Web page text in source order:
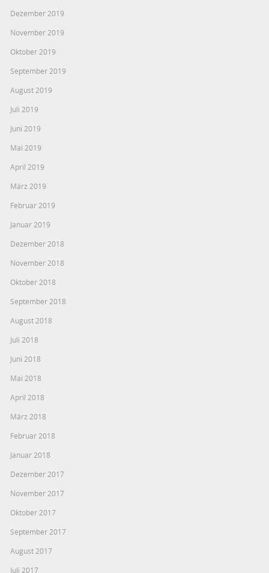
Dezember 2019
November 2019
Oktober 2019
September 2019
August 2019
Juli 2019
Juni 2019
Mai 2019
April 2019
März 2019
Februar 2019
Januar 2019
Dezember 2018
November 2018
Oktober 2018
September 2018
August 2018
Juli 2018
Juni 2018
Mai 2018
April 2018
März 2018
Februar 2018
Januar 2018
Dezember 2017
November 2017
Oktober 2017
September 2017
August 2017
Juli 2017